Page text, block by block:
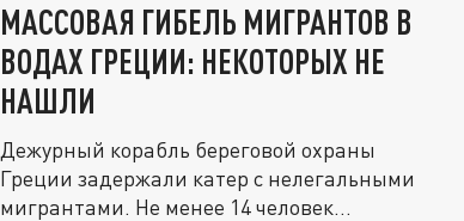
МАССОВАЯ ГИБЕЛЬ МИГРАНТОВ В
ВОДАХ ГРЕЦИИ: НЕКОТОРЫХ НЕ
НАШЛИ
Дежурный корабль береговой охраны
Греции задержали катер с нелегальными
мигрантами. Не менее 14 человек...